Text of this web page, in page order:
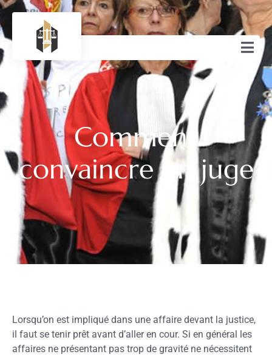
Comment
convaincre un juge
Lorsqu’on est impliqué dans une affaire devant la justice,
il faut se tenir prêt avant d’aller en cour. Si en général les
affaires ne présentant pas trop de gravité ne nécessitent